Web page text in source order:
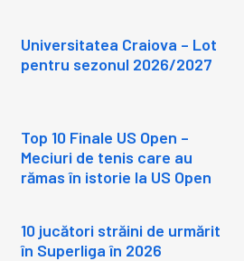
Universitatea Craiova – Lot
pentru sezonul 2026/2027
Top 10 Finale US Open –
Meciuri de tenis care au
rămas în istorie la US Open
10 jucători străini de urmărit
în Superliga în 2026